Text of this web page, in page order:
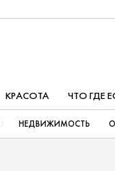
КРАСОТА ЧТО ГДЕ
НЕДВИЖИМОСТЬ